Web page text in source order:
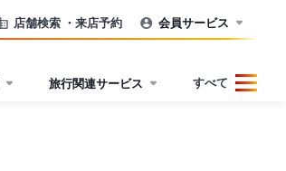
店舗検索 ・来店予約 会員サービス
旅行関連サービス すべて